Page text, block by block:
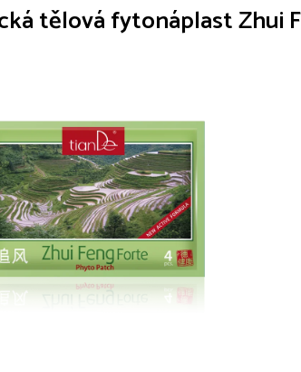
tělová fytonáplast Zhui